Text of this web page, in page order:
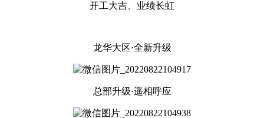
开工大吉、业绩长虹
龙华大区·全新升级
总部升级·遥相呼应